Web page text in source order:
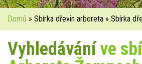
Domů » Sbírka dřevin arboreta » Sbírka
Vyhledáváníve